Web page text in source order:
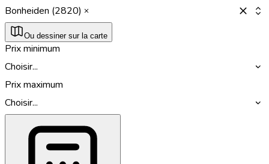
Bonheiden (2820)
Ou dessiner sur la carte
Prix minimum
Choisir...
Prix maximum
Choisir...